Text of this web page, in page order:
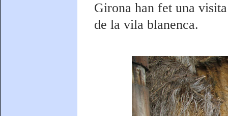
Girona han fet una
de la vila blanenca.